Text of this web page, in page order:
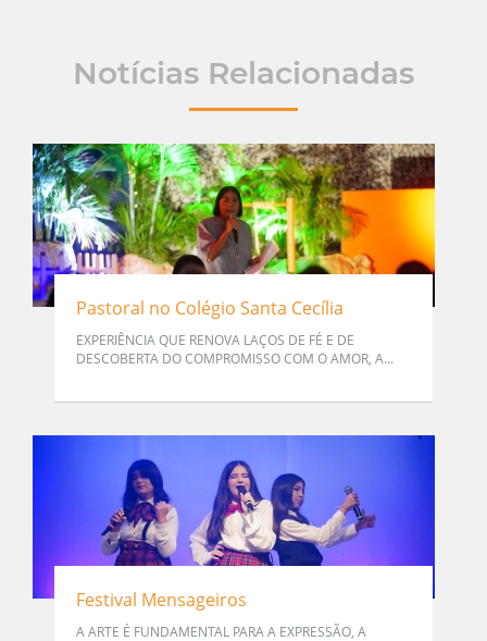
Notícias Relacionadas
Pastoral no Colégio Santa Cecília
EXPERIÊNCIA QUE RENOVA LAÇOS DE FÉ E DE
DESCOBERTA DO COMPROMISSO COM O AMOR, A...
Festival Mensageiros
A ARTE É FUNDAMENTAL PARA A EXPRESSÃO, A